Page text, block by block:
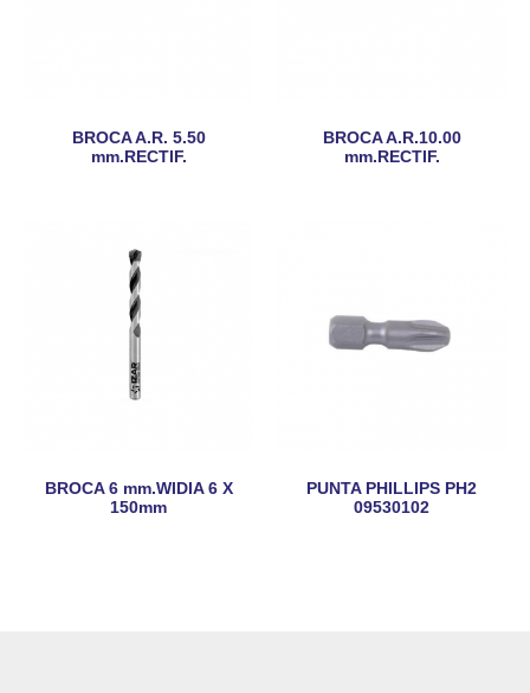
BROCA A.R. 5.50
mm.RECTIF.
BROCA A.R.10.00
mm.RECTIF.
BROCA 6 mm.WIDIA 6 X
150mm
PUNTA PHILLIPS PH2
09530102